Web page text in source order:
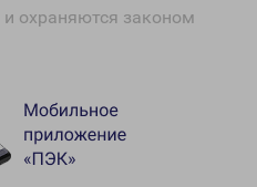
охраняются законом